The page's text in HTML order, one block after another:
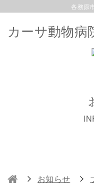
各務原
カーサ動物病
お知らせ